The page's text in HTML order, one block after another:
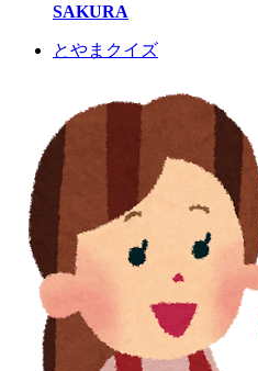
SAKURA
とやまクイズ